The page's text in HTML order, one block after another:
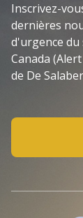
Inscrivez-
dernières
d'urgence
Canada
de De